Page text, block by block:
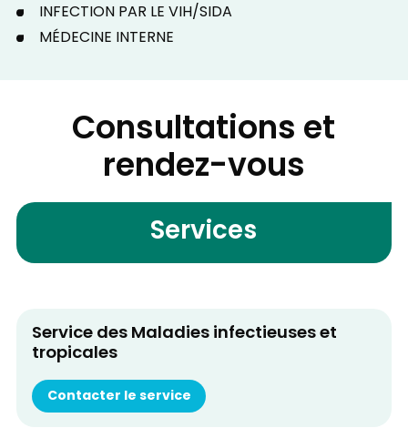
INFECTION PAR LE VIH/SIDA
MÉDECINE INTERNE
Consultations et
rendez-vous
Services
Service des Maladies infectieuses et
tropicales
Contacter le service